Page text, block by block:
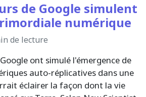
de Google simulent
numérique
de lecture
ont simulé l'émergence de
auto-réplicatives dans une
éclairer la façon dont la vie